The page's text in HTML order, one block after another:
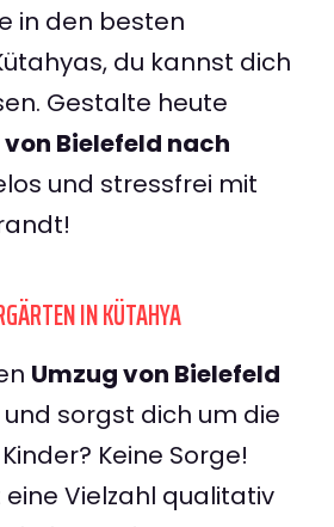
in den besten
du kannst dich
Gestalte heute
Bielefeld nach
und stressfrei mit
IN KÜTAHYA
Umzug von Bielefeld
und sorgst dich um die
Keine Sorge!
Vielzahl qualitativ